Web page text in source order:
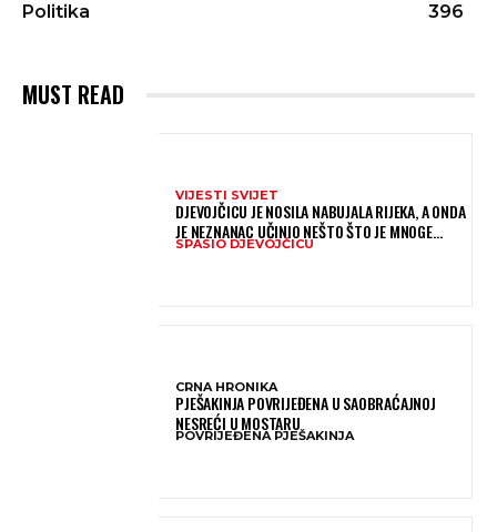
Politika
396
MUST READ
VIJESTI SVIJET
DJEVOJČICU JE NOSILA NABUJALA RIJEKA, A ONDA
JE NEZNANAC UČINIO NEŠTO ŠTO JE MNOGE
OSTAVILO BEZ RIJEČI
SPASIO DJEVOJČICU
CRNA HRONIKA
PJEŠAKINJA POVRIJEĐENA U SAOBRAĆAJNOJ
NESREĆI U MOSTARU
POVRIJEĐENA PJEŠAKINJA